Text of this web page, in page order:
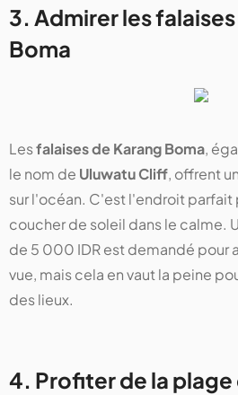
3. Admirer les
Boma
Lesfalaises de Karang Boma,
le nom de Uluwatu Cliff, offrent
sur l'océan. C'est l'endroit parfait
coucher de soleil dans le calme.
de 5 000 IDR est demandé pour
vue, mais cela en vaut la peine
des lieux.
4. Profiter de la plage